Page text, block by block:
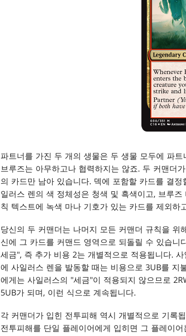
파트너를 가진 두 개의 생물은 두 생물 모두에 파
브루즈는 아무하고나 협력하지는 않죠. 두 커맨더
의 카드만 남아 있습니다. 덱에 포함할 카드를 결
일러스 렌의 색 정체성은 청색 및 흑색이고, 브루
칙 텍스트에 녹색 마나 기호가 있는 카드를 제외하
당신의 두 커맨더는 나머지 모든 커맨더 규칙을
신에 그 카드를 커맨드 영역으로 되돌릴 수 있습
세금", 즉 추가 비용 2는 개별적으로 적용됩니다.
에 사일러스 렌을 발동할 때는 비용으로 3UB를 지
에게는 사일러스의 "세금"이 적용되지 않으므로
5UB가 되며, 이런 식으로 계속됩니다.
각 커맨더가 입힌 전투피해 역시 개별적으로 기록
전투피해를 단일 플레이어에게 입히면 그 플레이